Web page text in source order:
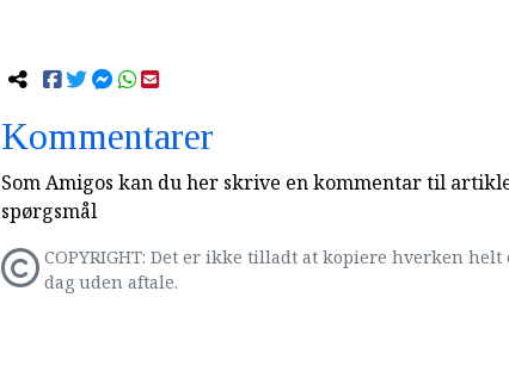
Kommentarer
Som Amigos kan du her skrive en kommentar til
spørgsmål
COPYRIGHT: Det er ikke tilladt at kopiere hverken
dag uden aftale.